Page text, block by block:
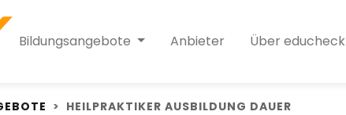
Bildungsangebote Anbieter Über educheck
HEILPRAKTIKER AUSBILDUNG DAUER